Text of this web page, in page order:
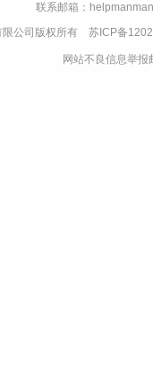
联系邮箱：
限公司版权所有 苏ICP备
网站不良信息举